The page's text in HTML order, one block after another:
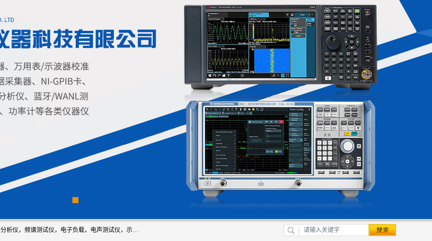
深圳市新胜科电子仪器科技有限公司主要经营：音频分析仪，网络分析仪，频谱测试仪，电子负载，电声测试仪，示波器，EMC电磁兼容测，调制分析仪，LCR测量仪，数字电桥，三相标准源，音频扫频仪，时钟检测仪，信号发生器，电子表，万用表，功率计，喇叭测试仪，综合测试仪等；深圳市新胜科电子仪器科技有限公司希望能与您成为合作伙伴